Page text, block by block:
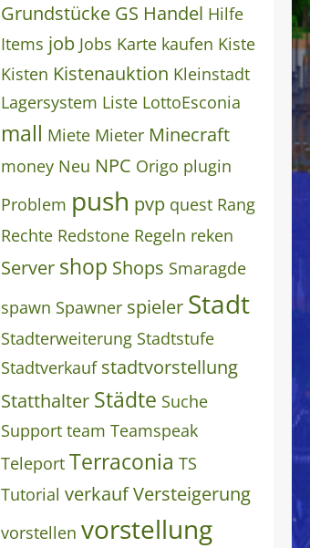
Grundstücke GS Handel Hilfe
Items job Jobs Karte kaufen Kiste
Kisten Kistenauktion Kleinstadt
Lagersystem Liste LottoEsconia
mall Miete Mieter Minecraft
money Neu NPC Origo plugin
Problem push pvp quest Rang
Rechte Redstone Regeln reken
Server shop Shops Smaragde
spawn Spawner spieler Stadt
Stadterweiterung Stadtstufe
Stadtverkauf stadtvorstellung
Statthalter Städte Suche
Support team Teamspeak
Teleport Terraconia TS
Tutorial verkaufVersteigerung
vorstellen vorstellung